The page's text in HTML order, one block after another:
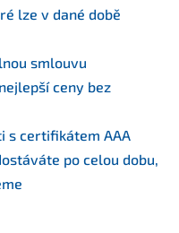
lze v dané době
smlouvu
ceny bez
s certifikátem AAA
po celou dobu,